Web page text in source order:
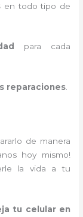
en todo tipo de
para cada
reparaciones.
de manera
hoy mismo!
la vida a tu
tu celular en